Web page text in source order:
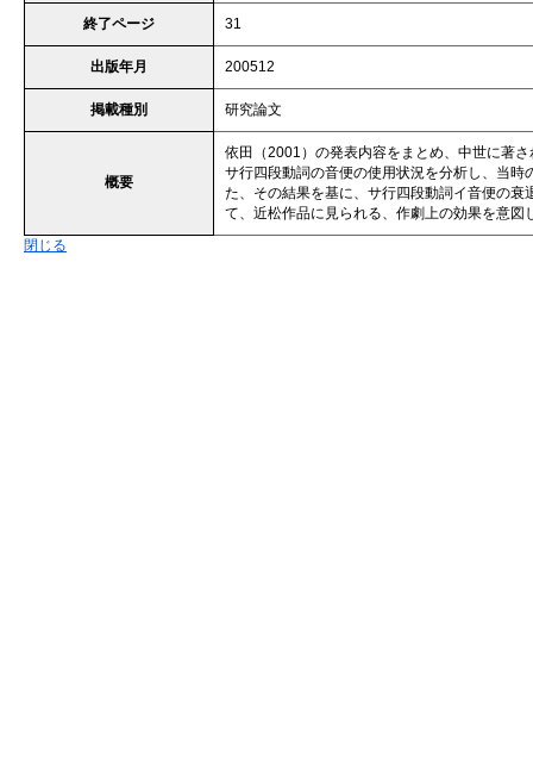
終了ページ 31
出版年月 200512
掲載種別 研究論文
概要
依田（2001）の発表内容をまとめ、中世に著
サ行四段動詞の音便の使用状況を分析し、当
た、その結果を基に、サ行四段動詞イ音便の
て、近松作品に見られる、作劇上の効果を意
閉じる